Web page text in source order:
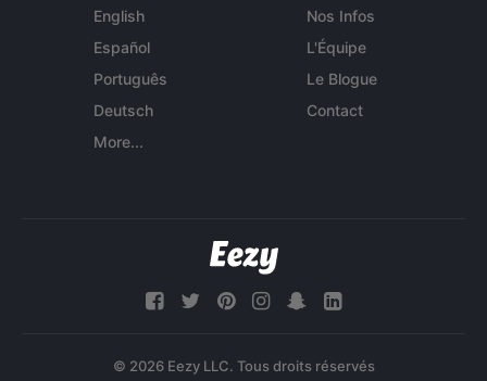
English
Español
Português
Deutsch
More...
Nos Infos
L'Équipe
Le Blogue
Contact
© 2026 Eezy LLC. Tous droits réservés